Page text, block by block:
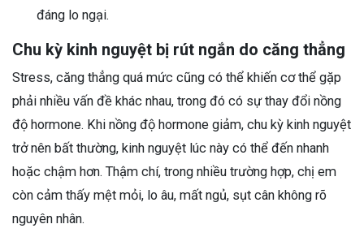
đáng lo ngại.
Chu kỳ kinh nguyệt bị rút ngắn do căng thẳng
Stress, căng thẳng quá mức cũng có thể khiến cơ thể gặp
phải nhiều vấn đề khác nhau, trong đó có sự thay đổi nồng
độ hormone. Khi nồng độ hormone giảm, chu kỳ kinh nguyệt
trở nên bất thường, kinh nguyệt lúc này có thể đến nhanh
hoặc chậm hơn. Thậm chí, trong nhiều trường hợp, chị em
còn cảm thấy mệt mỏi, lo âu, mất ngủ, sụt cân không rõ
nguyên nhân.